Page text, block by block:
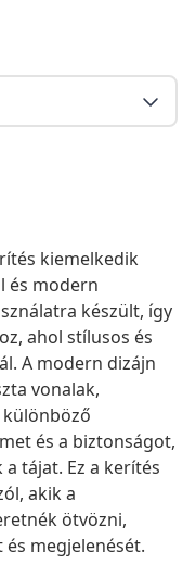
kiemelkedik
és modern
készült, így
ahol stílusos és
A modern dizájn
vonalak,
és a biztonságot,
tájat. Ez a kerítés
akik a
ötvözni,
megjelenését.